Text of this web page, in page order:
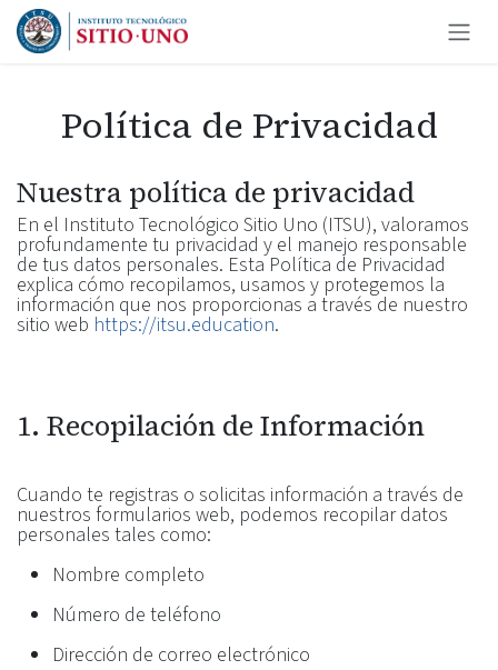
Ir al contenido
Política de Privacidad
Nuestra política de privacidad
En el Instituto Tecnológico Sitio Uno (ITSU), valoramos
profundamente tu privacidad y el manejo responsable
de tus datos personales. Esta Política de Privacidad
explica cómo recopilamos, usamos y protegemos la
información que nos proporcionas a través de nuestro
sitio web https://itsu.education.
1. Recopilación de Información
Cuando te registras o solicitas información a través de
nuestros formularios web, podemos recopilar datos
personales tales como:
Nombre completo
Número de teléfono
Dirección de correo electrónico